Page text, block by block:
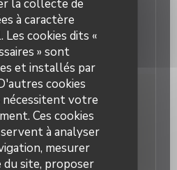
la collecte de
à caractère
Les cookies dits «
» sont
et installés par
cookies
votre
Ces cookies
à analyser
mesurer
du site, proposer
Réserver
*
d'information pour recevoir
personnalisées et des offres
par courriel.